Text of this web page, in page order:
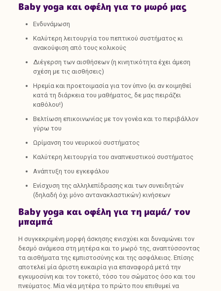
Baby yoga και οφέλη για το μωρό μας
Ενδυνάμωση
Καλύτερη λειτουργία του πεπτικού συστήματος κι
ανακούφιση από τους κολικούς
Διέγερση των αισθήσεων (η κινητικότητα έχει άμεση
σχέση με τις αισθήσεις)
Ηρεμία και προετοιμασία για τον ύπνο (κι αν κοιμηθεί
κατά τη διάρκεια του μαθήματος, δε μας πειράζει
καθόλου!)
Βελτίωση επικοινωνίας με τον γονέα και το περιβάλλον
γύρω του
Ωρίμανση του νευρικού συστήματος
Καλύτερη λειτουργία του αναπνευστικού συστήματος
Ανάπτυξη του εγκεφάλου
Ενίσχυση της αλληλεπίδρασης και των συνειδητών
(δηλαδή όχι μόνο αντανακλαστικών) κινήσεων
Baby yoga και οφέλη για τη μαμά/ τον
μπαμπά
Η συγκεκριμένη μορφή άσκησης ενισχύει και δυναμώνει τον
δεσμό ανάμεσα στη μητέρα και το μωρό της, αναπτύσσοντας
τα αισθήματα της εμπιστοσύνης και της ασφάλειας. Επίσης
αποτελεί μία άριστη ευκαιρία για επαναφορά μετά την
εγκυμοσύνη και τον τοκετό, τόσο του σώματος όσο και του
πνεύματος. Μία νέα μητέρα το πρώτο που επιθυμεί να